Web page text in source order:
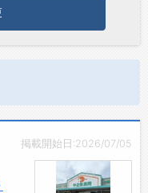
掲載開始日:2026/07/05